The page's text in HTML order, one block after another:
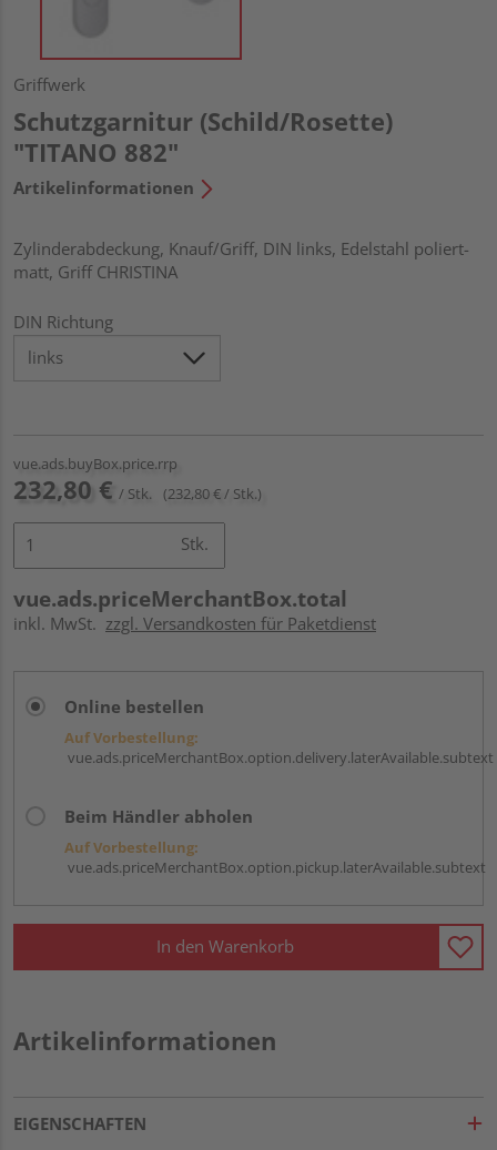
Griffwerk
Schutzgarnitur (Schild/Rosette)
"TITANO 882"
Artikelinformationen
Zylinderabdeckung, Knauf/Griff, DIN links, Edelstahl poliert-
matt, Griff CHRISTINA
DIN Richtung
vue.ads.buyBox.price.rrp
232,80 € / Stk. (232,80 € / Stk.)
Stk.
vue.ads.priceMerchantBox.total
inkl. MwSt. zzgl. Versandkosten für Paketdienst
Online bestellen
Auf Vorbestellung:
vue.ads.priceMerchantBox.option.delivery.laterAvailable.subtext
Beim Händler abholen
Auf Vorbestellung:
vue.ads.priceMerchantBox.option.pickup.laterAvailable.subtext
In den Warenkorb
Artikelinformationen
EIGENSCHAFTEN